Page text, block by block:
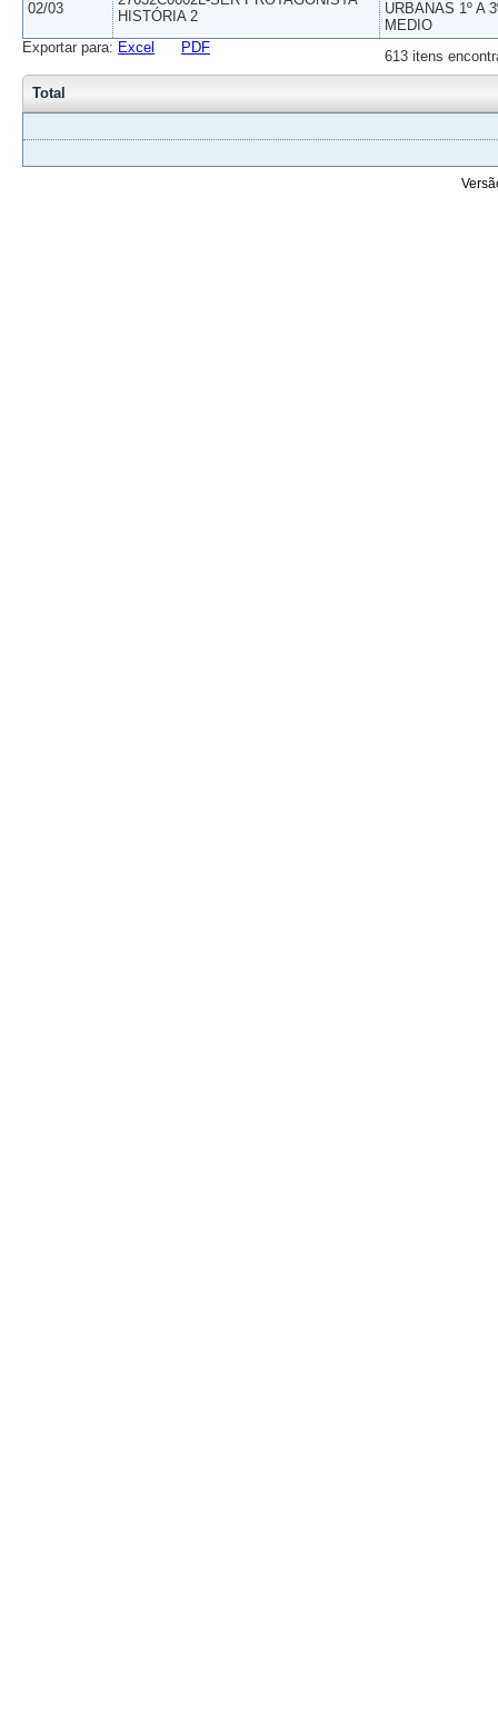
02/03
HISTÓRIA 2
URBANAS 1º A
MEDIO
613 itens
Exportar para: Excel PDF
Total